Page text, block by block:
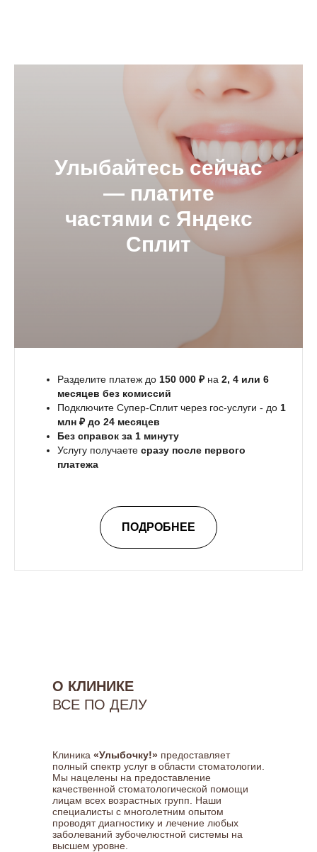
Улыбайтесь сейчас
— платите
частями с Яндекс
Сплит
Разделите платеж до 150 000 ₽ на 2, 4 или 6
месяцев без комиссий
Подключите Супер-Сплит через гос-услуги - до 1
млн ₽ до 24 месяцев
Без справок за 1 минуту
Услугу получаете сразу после первого
платежа
ПОДРОБНЕЕ
Клиника «Улыбочку!» предоставляет
полный спектр услуг в области стоматологии.
Мы нацелены на предоставление
качественной стоматологической помощи
лицам всех возрастных групп. Наши
специалисты с многолетним опытом
проводят диагностику и лечение любых
заболеваний зубочелюстной системы на
высшем уровне.
ВСЕ ПО ДЕЛУ
О КЛИНИКЕ